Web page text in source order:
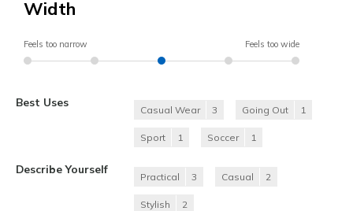
Width
Feels too narrow Feels too wide
Best Uses
Casual Wear 3 Going Out 1
Sport 1 Soccer 1
Describe Yourself
Practical 3 Casual 2
Stylish 2